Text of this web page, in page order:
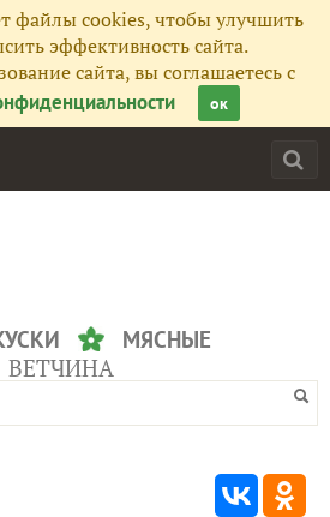
файлы cookies, чтобы улучшить
эффективность сайта.
сайта, вы соглашаетесь с
ок
МЯСНЫЕ
ВЕТЧИНА